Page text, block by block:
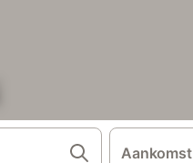
Aankomst